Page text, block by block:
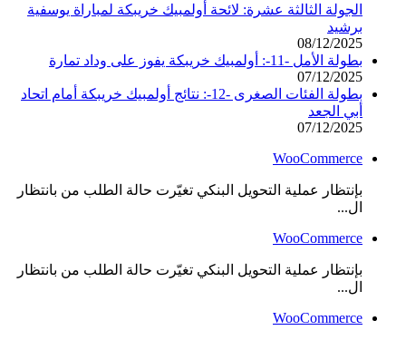
الجولة الثالثة عشرة: لائحة أولمبيك خريبكة لمباراة يوسفية
برشيد
08/12/2025
بطولة الأمل -11-: أولمبيك خريبكة يفوز على وداد تمارة
07/12/2025
بطولة الفئات الصغرى -12-: نتائج أولمبيك خريبكة أمام اتحاد
أبي الجعد
07/12/2025
WooCommerce
بإنتظار عملية التحويل البنكي تغيّرت حالة الطلب من بانتظار
ال...
WooCommerce
بإنتظار عملية التحويل البنكي تغيّرت حالة الطلب من بانتظار
ال...
WooCommerce